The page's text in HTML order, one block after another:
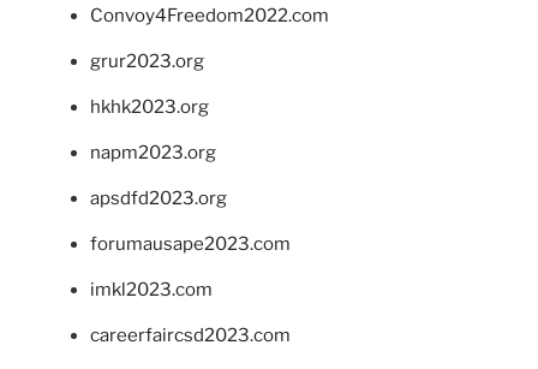
Convoy4Freedom2022.com
grur2023.org
hkhk2023.org
napm2023.org
apsdfd2023.org
forumausape2023.com
imkl2023.com
careerfaircsd2023.com